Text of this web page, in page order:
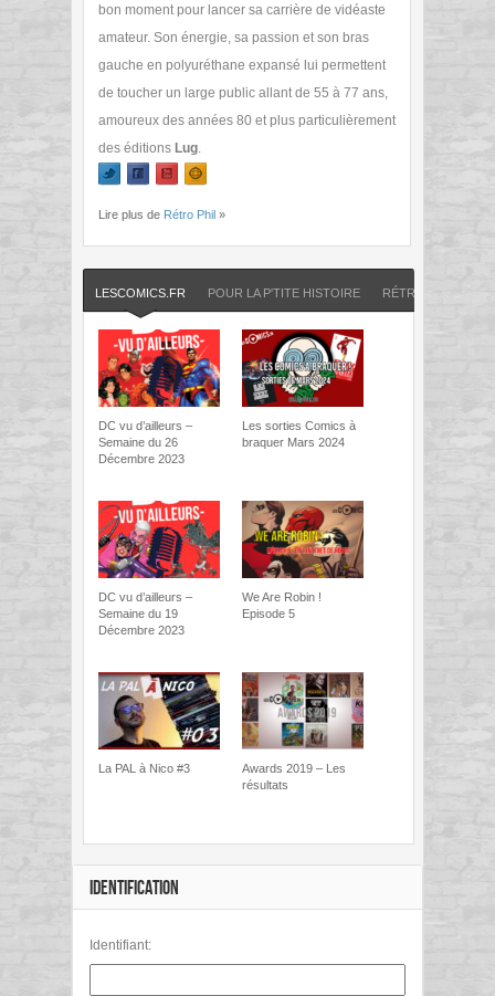
bon moment pour lancer sa carrière de vidéaste
amateur. Son énergie, sa passion et son bras
gauche en polyuréthane expansé lui permettent
de toucher un large public allant de 55 à 77 ans,
amoureux des années 80 et plus particulièrement
des éditions Lug.
Lire plus de Rétro Phil »
LESCOMICS.FR POUR LA P'TITE HISTOIRE RÉTRO PHIL
DC vu d’ailleurs –
Semaine du 26
Décembre 2023
Les sorties Comics à
braquer Mars 2024
DC vu d’ailleurs –
Semaine du 19
Décembre 2023
We Are Robin !
Episode 5
La PAL à Nico #3
Awards 2019 – Les
résultats
IDENTIFICATION
Identifiant: